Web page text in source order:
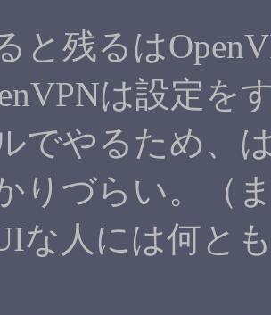
と残るは
は設定を
でやるため、
りづらい。（
な人には何と